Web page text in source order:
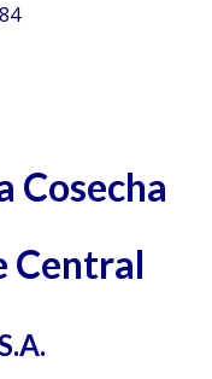
Cosecha
Central